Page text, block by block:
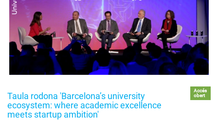
Taula rodona 'Barcelona’s university
ecosystem: where academic excellence
meets startup ambition'
Accés
obert